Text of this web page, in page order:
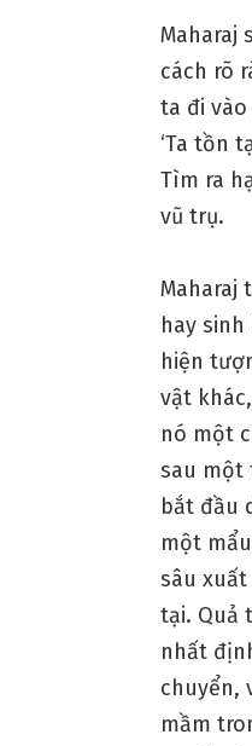
Maharaj
cách rõ
ta đi
‘Ta tồn
Tìm ra
vũ trụ.
Maharaj
hay sinh
hiện
vật
nó một
sau một
bắt đầu
một
sâu
tại. Quả
nhất
chuyển,
mầm